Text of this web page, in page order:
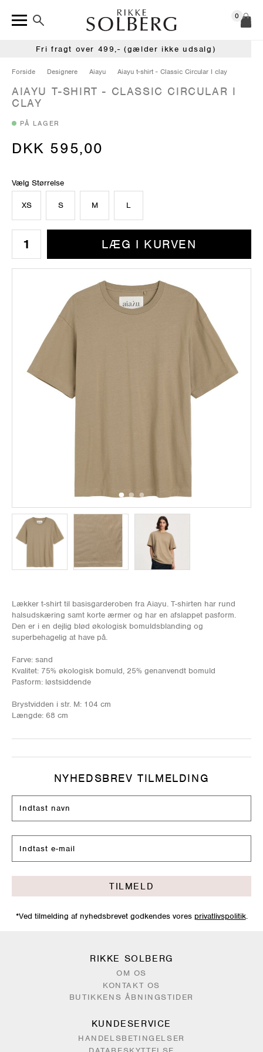
0
Fri fragt over 499,- (gælder ikke udsalg)
Forside Designere Aiayu Aiayu t-shirt - Classic Circular I clay
AIAYU T-SHIRT - CLASSIC CIRCULAR I
CLAY
PÅ LAGER
DKK 595,00
Vælg Størrelse
XS S M L
LÆG I KURVEN
Lækker t-shirt til basisgarderoben fra Aiayu. T-shirten har rund
halsudskæring samt korte ærmer og har en afslappet pasform.
Den er i en dejlig blød økologisk bomuldsblanding og
superbehagelig at have på.
Farve: sand
Kvalitet: 75% økologisk bomuld, 25% genanvendt bomuld
Pasform: løstsiddende
Brystvidden i str. M: 104 cm
Længde: 68 cm
NYHEDSBREV TILMELDING
TILMELD
*Ved tilmelding af nyhedsbrevet godkendes vores privatlivspolitik.
RIKKE SOLBERG
OM OS
KONTAKT OS
BUTIKKENS ÅBNINGSTIDER
KUNDESERVICE
HANDELSBETINGELSER